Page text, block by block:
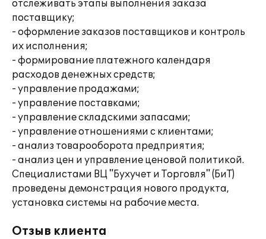
отслеживать этапы выполнения заказа
поставщику;
- оформление заказов поставщиков и контроль
их исполнения;
- формирование платежного календаря
расходов денежных средств;
- управление продажами;
- управление поставками;
- управление складскими запасами;
- управление отношениями с клиентами;
- анализ товарооборота предприятия;
- анализ цен и управление ценовой политикой.
Специалистами ВЦ "Бухучет и Торговля" (БиТ)
проведены демонстрация нового продукта,
установка системы на рабочие места.
Отзыв клиента